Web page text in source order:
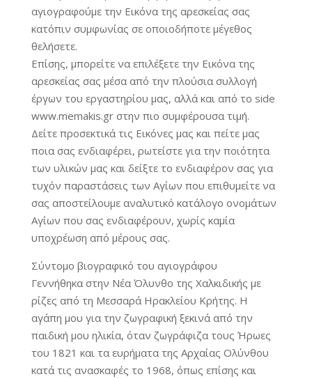
αγιογραφούμε την Εικόνα της αρεσκείας σας
κατόπιν συμφωνίας σε οποιοδήποτε μέγεθος
θελήσετε.
Επίσης, μπορείτε να επιλέξετε την Εικόνα της
αρεσκείας σας μέσα από την πλούσια συλλογή
έργων του εργαστηρίου μας, αλλά και από το side
www.memakis.gr στην πιο συμφέρουσα τιμή.
Δείτε προσεκτικά τις Εικόνες μας και πείτε μας
ποια σας ενδιαφέρει, ρωτείστε για την ποιότητα
των υλικών μας και δείξτε το ενδιαφέρον σας για
τυχόν παραστάσεις των Αγίων που επιθυμείτε να
σας αποστείλουμε αναλυτικό κατάλογο ονομάτων
Αγίων που σας ενδιαφέρουν, χωρίς καμία
υποχρέωση από μέρους σας.
Σύντομο βιογραφικό του αγιογράφου
Γεννήθηκα στην Νέα Όλυνθο της Χαλκιδικής με
ρίζες από τη Μεσσαρά Ηρακλείου Κρήτης. Η
αγάπη μου για την ζωγραφική ξεκινά από την
παιδική μου ηλικία, όταν ζωγράφιζα τους Ήρωες
του 1821 και τα ευρήματα της Αρχαίας Ολύνθου
κατά τις ανασκαφές το 1968, όπως επίσης και